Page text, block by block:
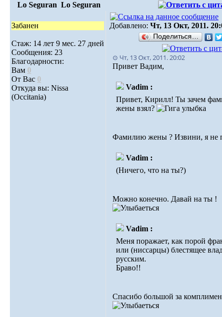
Lo Seguran Lo Seguran
Забанен
Стаж: 14 лет 9 мес. 27 дней
Сообщения: 23
Благодарности:
Вам 0
От Вас 0
Откуда вы: Nissa
(Occitania)
Добавлено: Чт, 13 Окт, 2011.
Поделиться…
⊙ Чт, 13 Окт, 2011. 20:02
Привет Вадим,
Vadim :
Привет, Кирилл! Ты зачем
жены взял?
Фамилию жены ? Извини, я не
Vadim :
(Ничего, что на ты?)
Можно конечно. Давай на ты !
Vadim :
Меня поражает, как порой
или (ниссарцы) блестящее
русским.
Браво!!
Спасибо большой за